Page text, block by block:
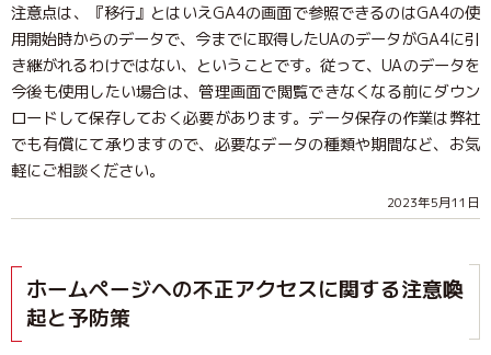
注意点は、『移行』とはいえGA4の画面で参照できるのはGA4の使
用開始時からのデータで、今までに取得したUAのデータがGA4に引
き継がれるわけではない、ということです。従って、UAのデータを
今後も使用したい場合は、管理画面で閲覧できなくなる前にダウン
ロードして保存しておく必要があります。データ保存の作業は弊社
でも有償にて承りますので、必要なデータの種類や期間など、お気
軽にご相談ください。
2023年5月11日
ホームページへの不正アクセスに関する注意喚
起と予防策